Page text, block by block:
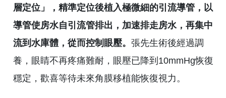
層定位」，精準定位後植入極微細的引流導管，以
導管使房水自引流管排出，加速排走房水，再集中
流到水庫體，從而控制眼壓。 張先生術後經過調
養，眼睛不再疼痛難耐，眼壓已降到10mmHg恢復
穩定，歡喜等待未來角膜移植能恢復視力。